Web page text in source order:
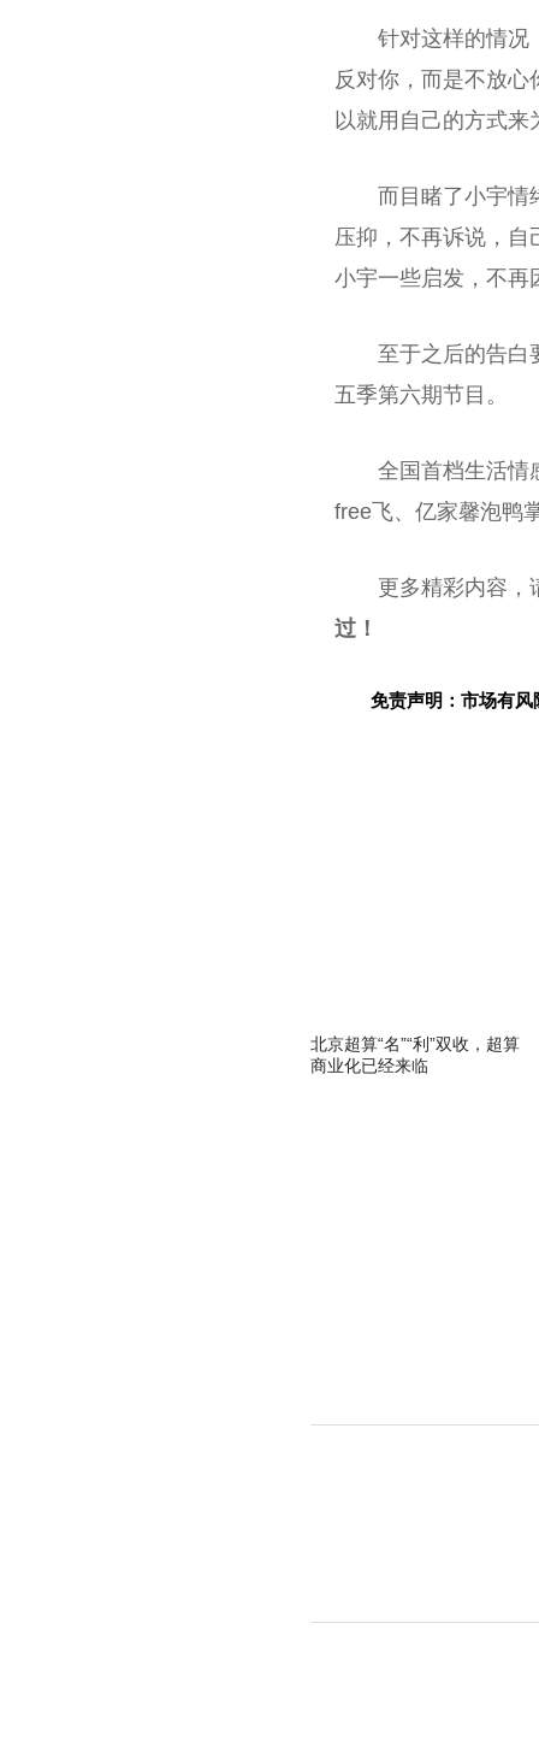
针对这样的情况
反对你，而是不放
以就用自己的方式来
而目睹了小宇情
压抑，不再诉说，自
小宇一些启发，不再
至于之后的告白
五季第六期节目。
全国首档生活情
free飞、亿家馨泡鸭
更多精彩内容，
过！
免责声明：市场有
北京超算“名”“利”双收，超算
商业化已经来临